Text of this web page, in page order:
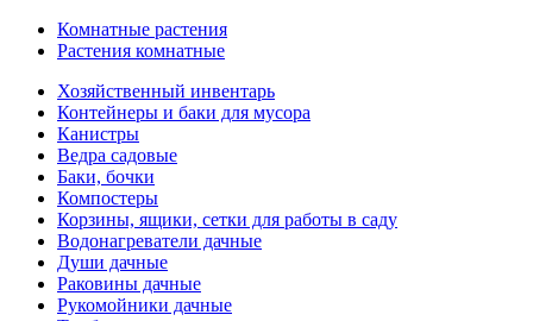
Комнатные растения
Растения комнатные
Хозяйственный инвентарь
Контейнеры и баки для мусора
Канистры
Ведра садовые
Баки, бочки
Компостеры
Корзины, ящики, сетки для работы в саду
Водонагреватели дачные
Души дачные
Раковины дачные
Рукомойники дачные